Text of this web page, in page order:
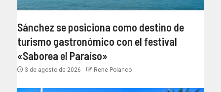
Sánchez se posiciona como destino de
turismo gastronómico con el festival
«Saborea el Paraíso»
3 de agosto de 2026 Rene Polanco